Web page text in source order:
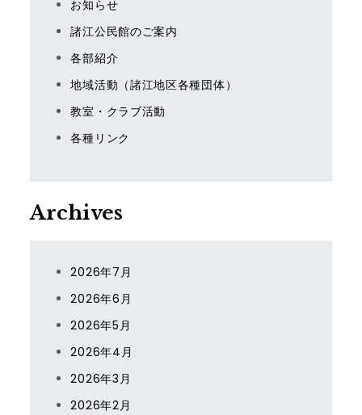
お知らせ
諸江公民館のご案内
各部紹介
地域活動（諸江地区各種団体）
教室・クラブ活動
各種リンク
Archives
2026年7月
2026年6月
2026年5月
2026年4月
2026年3月
2026年2月